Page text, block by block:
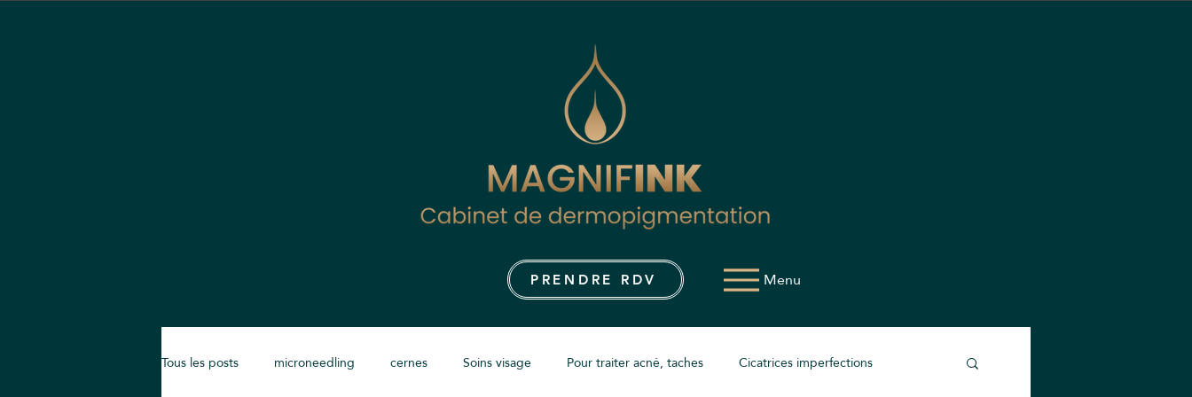
PRENDRE RDV Menu
Tous les posts microneedling cernes Soins visage Pour traiter acné, taches Cicatrices imperfections